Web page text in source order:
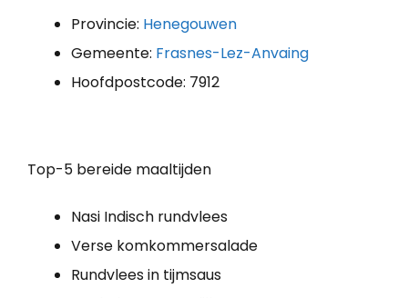
Provincie: Henegouwen
Gemeente: Frasnes-Lez-Anvaing
Hoofdpostcode: 7912
Top-5 bereide maaltijden
Nasi Indisch rundvlees
Verse komkommersalade
Rundvlees in tijmsaus